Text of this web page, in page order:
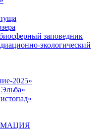
заповедник
экологический
2025»
Эльба»